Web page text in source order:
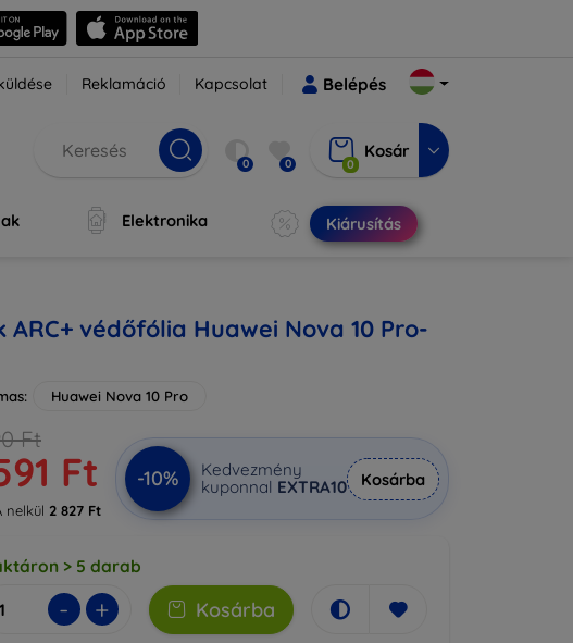
Reklamáció Kapcsolat Belépés
0 0 0
Kosár
Elektronika Kiárusítás
ARC+ védőfólia Huawei Nova 10 Pro-
Huawei Nova 10 Pro
Ft
Ft
nelkül 2 827 Ft
-10%
Kedvezmény
kuponnal EXTRA10 Kosárba
> 5 darab
- + Kosárba